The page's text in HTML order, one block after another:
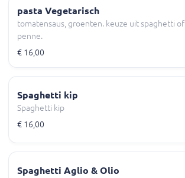
pasta Vegetarisch
tomatensaus, groenten. keuze uit spaghetti of
penne.
€ 16,00
Spaghetti kip
Spaghetti kip
€ 16,00
Spaghetti Aglio & Olio